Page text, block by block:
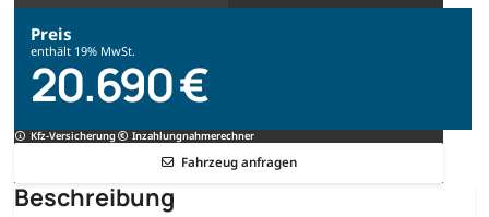
Preis
enthält 19% MwSt.
20.690 €
Kfz-Versicherung Inzahlungnahmerechner
Fahrzeug anfragen
Beschreibung